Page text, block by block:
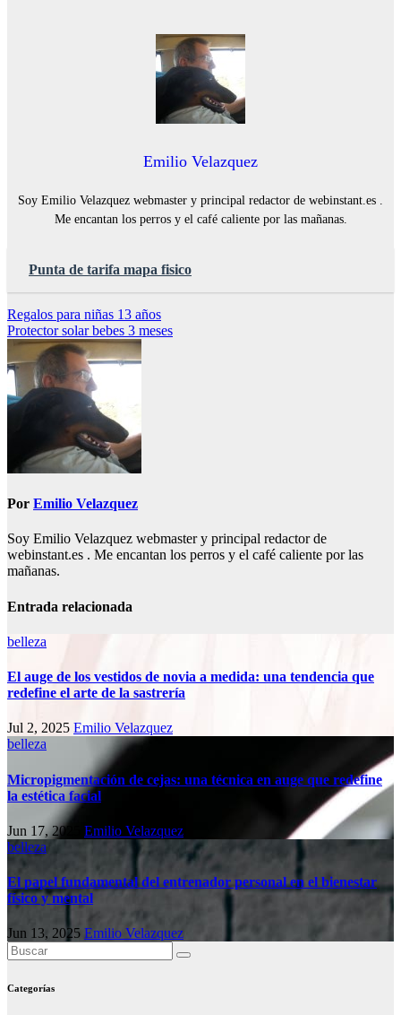
Emilio Velazquez
Soy Emilio Velazquez webmaster y principal redactor de webinstant.es .
Me encantan los perros y el café caliente por las mañanas.
Punta de tarifa mapa fisico
Navegación
de
entradas
Regalos para niñas 13 años
Protector solar bebes 3 meses
Por Emilio Velazquez
Soy Emilio Velazquez webmaster y principal redactor de
webinstant.es . Me encantan los perros y el café caliente por las
mañanas.
Entrada relacionada
belleza
El auge de los vestidos de novia a medida: una tendencia que
redefine el arte de la sastrería
Jul 2, 2025 Emilio Velazquez
belleza
Micropigmentación de cejas: una técnica en auge que redefine
la estética facial
Jun 17, 2025 Emilio Velazquez
belleza
El papel fundamental del entrenador personal en el bienestar
físico y mental
Jun 13, 2025 Emilio Velazquez
Categorías